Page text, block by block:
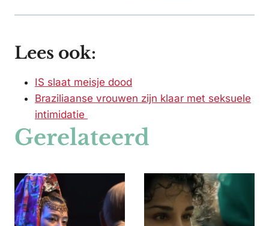
Lees ook:
IS slaat meisje dood
Braziliaanse vrouwen zijn klaar met seksuele
intimidatie
Gerelateerd